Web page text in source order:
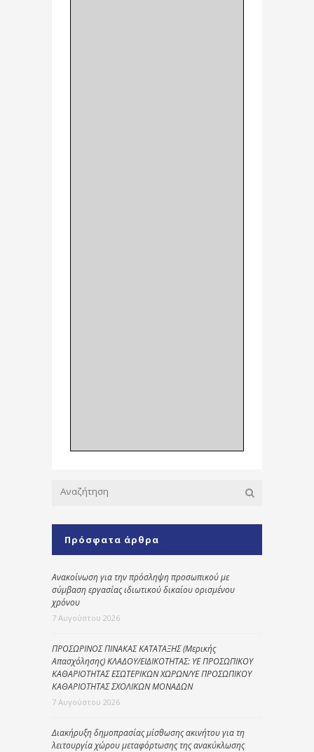
Πρόσφατα άρθρα
Ανακοίνωση για την πρόσληψη προσωπικού με
σύμβαση εργασίας ιδιωτικού δικαίου ορισμένου
χρόνου
7 Αυγούστου 2026
ΠΡΟΣΩΡΙΝΟΣ ΠΙΝΑΚΑΣ ΚΑΤΑΤΑΞΗΣ (Μερικής
Απασχόλησης) ΚΛΑΔΟΥ/ΕΙΔΙΚΟΤΗΤΑΣ: ΥΕ ΠΡΟΣΩΠΙΚΟΥ
ΚΑΘΑΡΙΟΤΗΤΑΣ ΕΣΩΤΕΡΙΚΩΝ ΧΩΡΩΝ/ΥΕ ΠΡΟΣΩΠΙΚΟΥ
ΚΑΘΑΡΙΟΤΗΤΑΣ ΣΧΟΛΙΚΩΝ ΜΟΝΑΔΩΝ
7 Αυγούστου 2026
Διακήρυξη δημοπρασίας μίσθωσης ακινήτου για τη
λειτουργία χώρου μεταφόρτωσης της ανακύκλωσης